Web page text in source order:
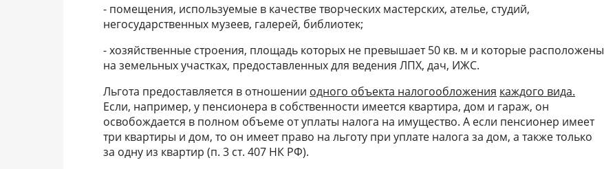
- помещения, используемые в качестве творческих мастерских, ателье, студий,
негосударственных музеев, галерей, библиотек;
- хозяйственные строения, площадь которых не превышает 50 кв. м и которые расположены
на земельных участках, предоставленных для ведения ЛПХ, дач, ИЖС.
Льгота предоставляется в отношении одного объекта налогообложения каждого вида.
Если, например, у пенсионера в собственности имеется квартира, дом и гараж, он
освобождается в полном объеме от уплаты налога на имущество. А если пенсионер имеет
три квартиры и дом, то он имеет право на льготу при уплате налога за дом, а также только
за одну из квартир (п. 3 ст. 407 НК РФ).